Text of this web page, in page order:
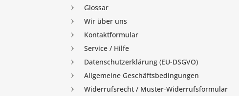
Glossar
Wir über uns
Kontaktformular
Service / Hilfe
Datenschutzerklärung (EU-DSGVO)
Allgemeine Geschäftsbedingungen
Widerrufsrecht / Muster-Widerrufsformular